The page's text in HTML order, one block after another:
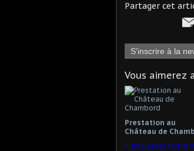
Partager cet
S'inscrire à la
Vous aimerez
Prestation au
Château de
Radiateur fonte